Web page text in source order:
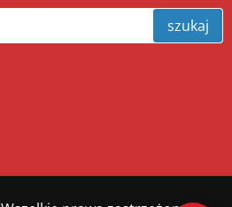
szukaj